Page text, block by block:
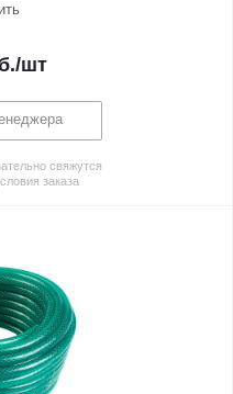
/шт
свяжутся
заказа